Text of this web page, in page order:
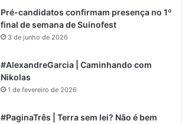
Pré-candidatos confirmam presença no 1º
final de semana de Suinofest
3 de junho de 2026
#AlexandreGarcia | Caminhando com
Nikolas
1 de fevereiro de 2026
#PaginaTrês | Terra sem lei? Não é bem